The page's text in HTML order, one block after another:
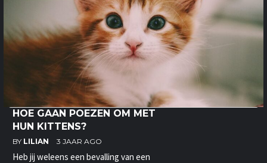
HOE GAAN POEZEN OM MET
HUN KITTENS?
BY LILIAN 3 JAAR AGO
Heb jij weleens een bevalling van een